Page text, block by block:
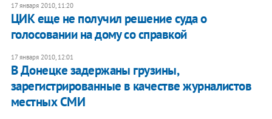
17 января 2010, 11:20
ЦИК еще не получил решение суда о
голосовании на дому со справкой
17 января 2010, 12:01
В Донецке задержаны грузины,
зарегистрированные в качестве журналистов
местных СМИ